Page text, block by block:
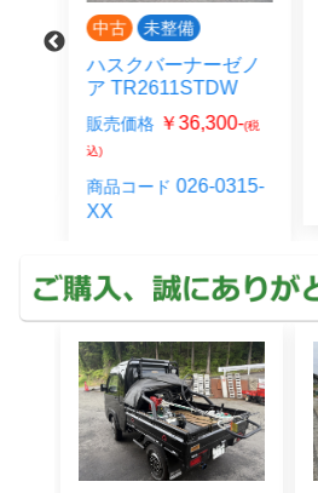
中古 未整備
ハスクバーナーゼノ
ア TR2611STDW
販売価格 ￥36,300-(税
込)
商品コード026-0315-
XX